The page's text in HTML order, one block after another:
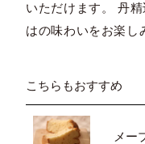
いただけます。 丹
はの味わいをお楽し
こちらもおすすめ
メー